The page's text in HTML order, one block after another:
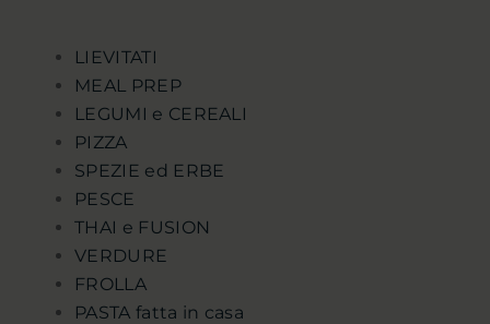
LIEVITATI
MEAL PREP
LEGUMI e CEREALI
PIZZA
SPEZIE ed ERBE
PESCE
THAI e FUSION
VERDURE
FROLLA
PASTA fatta in casa